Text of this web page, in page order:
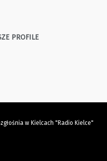
PROFILE
w Kielcach "Radio Kielce"